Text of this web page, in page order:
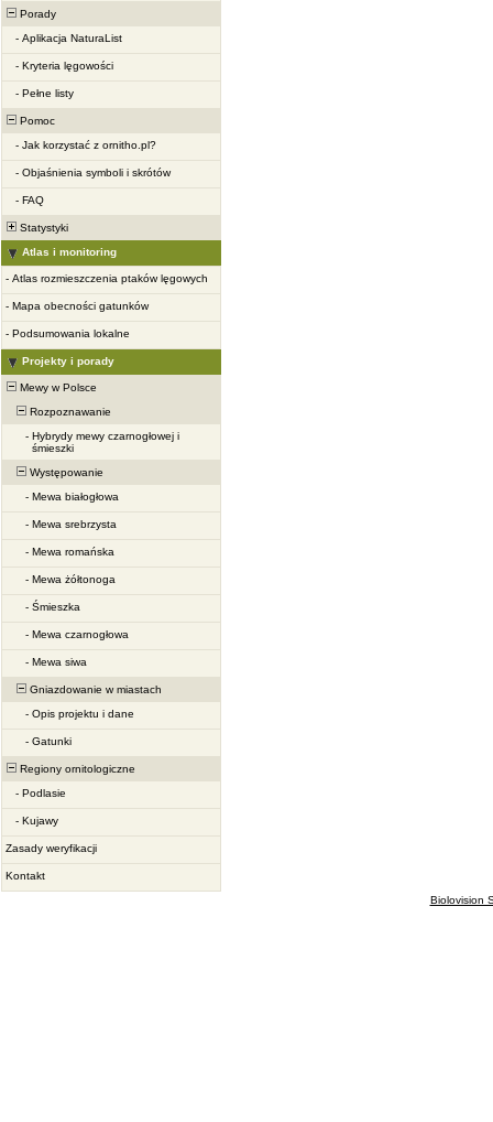
Porady
- Aplikacja NaturaList
- Kryteria lęgowości
- Pełne listy
Pomoc
- Jak korzystać z ornitho.pl?
- Objaśnienia symboli i skrótów
- FAQ
Statystyki
Atlas i monitoring
- Atlas rozmieszczenia ptaków lęgowych
- Mapa obecności gatunków
- Podsumowania lokalne
Projekty i porady
Mewy w Polsce
Rozpoznawanie
- Hybrydy mewy czarnogłowej i
śmieszki
Występowanie
- Mewa białogłowa
- Mewa srebrzysta
- Mewa romańska
- Mewa żółtonoga
- Śmieszka
- Mewa czarnogłowa
- Mewa siwa
Gniazdowanie w miastach
- Opis projektu i dane
- Gatunki
Regiony ornitologiczne
- Podlasie
- Kujawy
Zasady weryfikacji
Kontakt
Biolovision